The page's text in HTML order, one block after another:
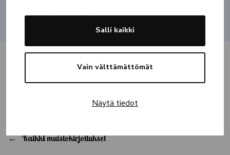
Vain välttämättömät
Salli kaikki
Näytä tiedot
Suruni piilossa vuoksesi itkin.
Kaikki muistokirjoitukset